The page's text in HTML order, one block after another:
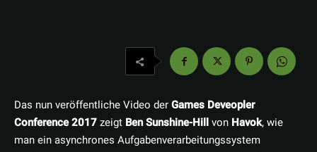
Das nun veröffentliche Video derGames Deveopler
Conference 2017zeigt Ben Sunshine-Hillvon Havok, wie
man ein asynchrones Aufgabenverarbeitungssystem